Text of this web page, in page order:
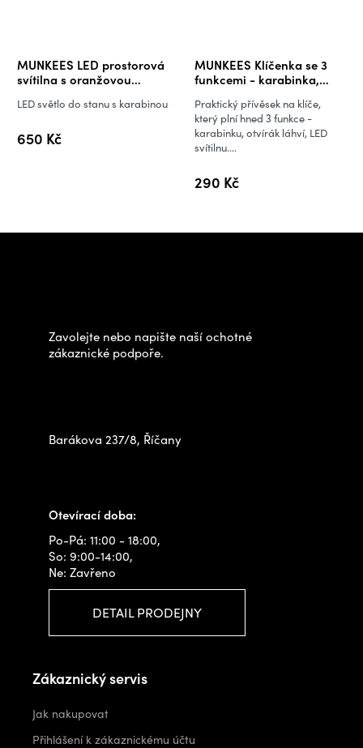
MUNKEES LED prostorová
svítilna s oranžovou
650 Kč
LED světlo do stanu s karabinou
MUNKEES Klíčenka se 3
funkcemi - karabinka,
290 Kč
Praktický přívěsek na klíče,
který plní hned 3 funkce -
karabinku, otvírák láhví, LED
svítilnu....
Zavolejte nebo napište naší ochotné
zákaznické podpoře.
Barákova 237/8, Říčany
Otevírací doba:
Po-Pá: 11:00 - 18:00,
So: 9:00-14:00,
Ne: Zavřeno
DETAIL PRODEJNY
Zákaznický servis
Jak nakupovat
Přihlášení k zákaznickému účtu